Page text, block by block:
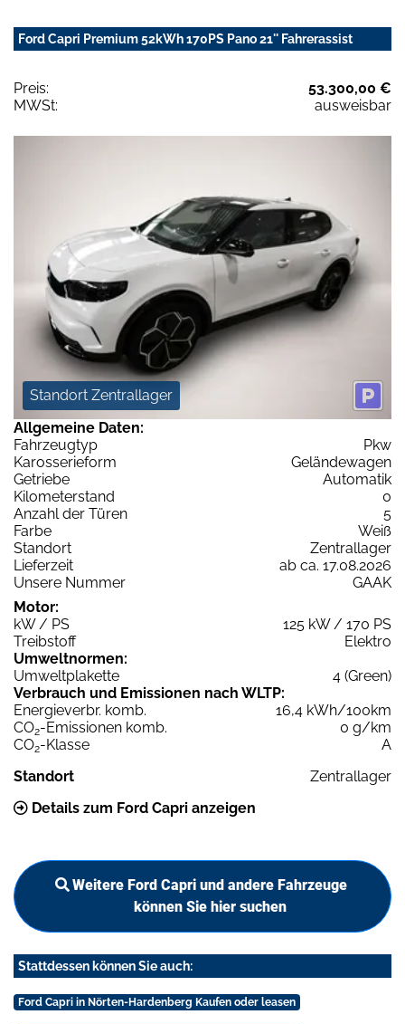
Ford Capri Premium 52kWh 170PS Pano 21'' Fahrerassist
Preis:
53.300,00 €
MWSt:
ausweisbar
Standort Zentrallager
Allgemeine Daten:
Fahrzeugtyp
Pkw
Karosserieform
Geländewagen
Getriebe
Automatik
Kilometerstand
0
Anzahl der Türen
5
Farbe
Weiß
Standort
Zentrallager
Lieferzeit
ab ca. 17.08.2026
Unsere Nummer
GAAK
Motor:
kW / PS
125 kW / 170 PS
Treibstoff
Elektro
Umweltnormen:
Umweltplakette
4 (Green)
Verbrauch und Emissionen nach WLTP:
Energieverbr. komb.
16,4 kWh/100km
CO2-Emissionen komb.
0 g/km
CO2-Klasse
A
Standort
Zentrallager
Details zum Ford Capri anzeigen
Weitere Ford Capri und andere Fahrzeuge
können Sie hier suchen
Stattdessen können Sie auch:
Ford Capri in Nörten-Hardenberg Kaufen oder leasen